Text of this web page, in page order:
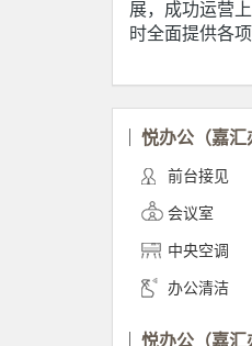
展，成功运营
时全面提供各
悦办公（嘉汇
前台接见
会议室
中央空调
办公清洁
悦办公（嘉汇